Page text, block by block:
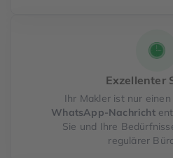
Exzellenter
Ihr Makler ist nur einen
WhatsApp-Nachricht
Sie und Ihre
regulärer